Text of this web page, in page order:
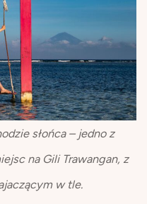
słońca – jedno z
na Gili Trawangan, z
w tle.